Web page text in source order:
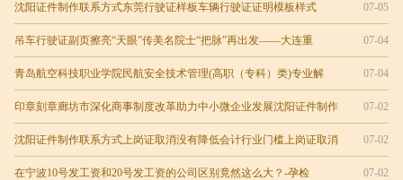
07-05
沈阳证件制作联系方式东莞行驶证样板车辆行驶证证明模板样式
07-04
吊车行驶证副页擦亮“天眼”传美名院士“把脉”再出发——大连重
07-04
青岛航空科技职业学院民航安全技术管理(高职（专科）类)专业解
07-02
印章刻章廊坊市深化商事制度改革助力中小微企业发展沈阳证件制作
07-02
沈阳证件制作联系方式上岗证取消没有降低会计行业门槛上岗证取消
07-02
在宁波10号发工资和20号发工资的公司区别竟然这么大？-孕检